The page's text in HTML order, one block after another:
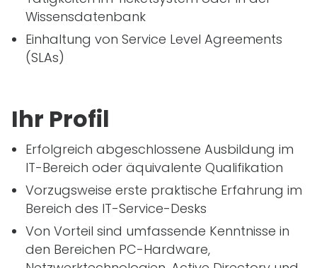
Wissensdatenbank
Einhaltung von Service Level Agreements
(SLAs)
Ihr Profil
Erfolgreich abgeschlossene Ausbildung im
IT-Bereich oder äquivalente Qualifikation
Vorzugsweise erste praktische Erfahrung im
Bereich des IT-Service-Desks
Von Vorteil sind umfassende Kenntnisse in
den Bereichen PC-Hardware,